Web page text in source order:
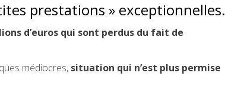
prestations » exceptionnelles.
d’euros qui sont perdus du fait de
médiocres, situation qui n’est plus permise